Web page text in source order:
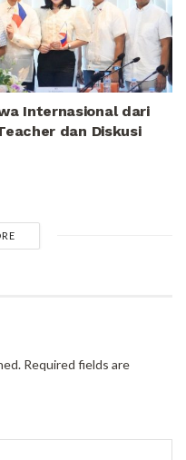
Internasional dari
dan Diskusi
Required fields are